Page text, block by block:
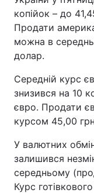
копійок – до
Продати
можна в
долар.
Середній курс
знизився на 10
євро. Продати
курсом 45,00
У валютних
залишився
середньому
Курс